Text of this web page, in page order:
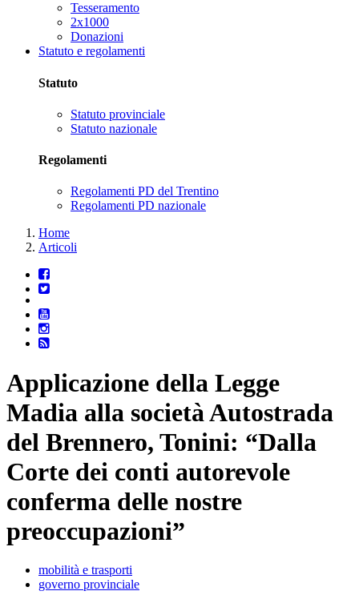
Tesseramento
2x1000
Donazioni
Statuto e regolamenti
Statuto
Statuto provinciale
Statuto nazionale
Regolamenti
Regolamenti PD del Trentino
Regolamenti PD nazionale
Home
Articoli
Applicazione della Legge
Madia alla società Autostrada
del Brennero, Tonini: “Dalla
Corte dei conti autorevole
conferma delle nostre
preoccupazioni”
mobilità e trasporti
governo provinciale